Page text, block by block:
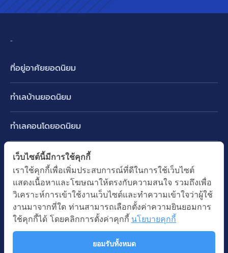
-
ที่อยู่อาศัยยอดนิยม
ทาวน์เฮ้าส์ ทาวน์โฮม
คอนโดมิเนียม
อาคารพาณิชย์ ตึกแถว
ที่ดินเปล่า
อพาร์ทเม้นท์ หอพัก
ออฟฟิต สำนักงาน
โรงงาน โกดัง
ทำเลบ้านยอดนิยม
บางนา รามคำแหง 2
ปทุมธานี รังสิต ลำลูกกา
นนทบุรี บางใหญ่ บางบัวทอง
ทำเลคอนโดยอดนิยม
พระราม 9
อ่อนนุช ปุณณวิถี
รัชดาภิเษก ห้วยขวาง
ห้าแยกลาดพร้าว
ทำเล BTS ยอดนิยม
BTS ทองหล่อ
BTS เอกมัย
BTS พร้อมพงษ์
BTS อ่อนนุช
ทำเล MRT ยอดนิยม
MRT เพชรบุรี
MRT พระราม 9
คำค้นยอดนิยม
บ้านมือสอง
นโยบายการใช้คุกกี้
เว็บไซต์นี้มีการใช้คุกกี้
เราใช้คุกกี้เพื่อเพิ่มประสบการณ์ที่ดีในการใช้เว็บไซต์
แสดงเนื้อหาและโฆษณาให้ตรงกับความสนใจ รวมถึงเพื่อ
วิเคราะห์การเข้าใช้งานเว็บไซต์และทำความเข้าใจว่าผู้ใช้
งานมาจากที่ใด ท่านสามารถเลือกตั้งค่าความยินยอมการ
ใช้คุกกี้ได้ โดยคลิกการตั้งค่าคุกกี้ นโยบายคุกกี้
ยอมรับทั้งหมด